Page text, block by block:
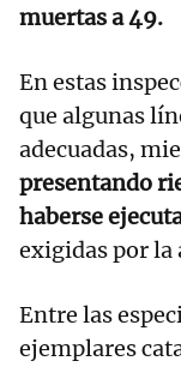
muertas a 49.
En estas
que algunas
adecuadas,
presentando
haberse
exigidas por
Entre las
ejemplares